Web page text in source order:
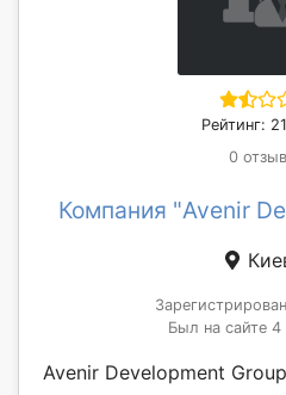
Рейтинг:
0
Компания "Avenir
Был на сайте 4
Avenir Development